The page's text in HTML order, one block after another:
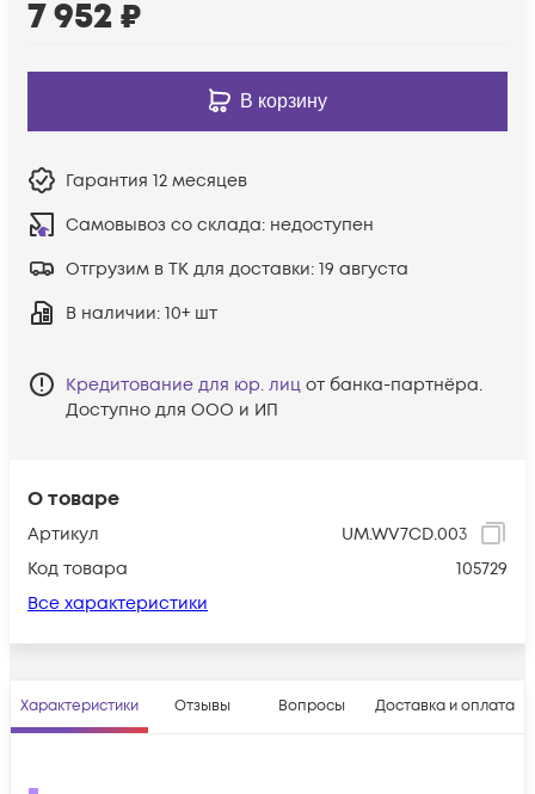
О товаре
Артикул
UM.WV7CD.003
Код товара
105729
Все характеристики
7 952₽
В корзину
Гарантия 12 месяцев
Самовывоз со склада: недоступен
Отгрузим в ТК для доставки: 19 августа
В наличии: 10+ шт
Кредитование для юр. лиц от банка-партнёра.
Доступно для ООО и ИП
Характеристики Отзывы Вопросы Доставка и оплата